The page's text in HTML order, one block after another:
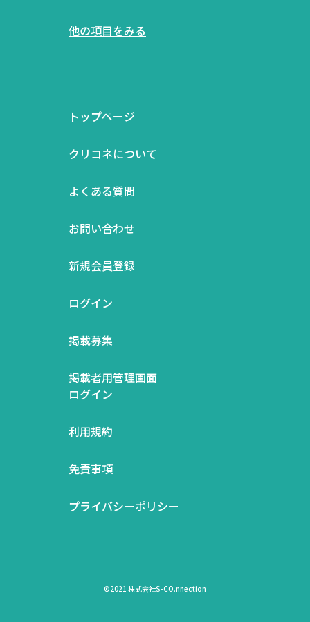
他の項目をみる
トップページ
クリコネについて
よくある質問
お問い合わせ
新規会員登録
ログイン
掲載募集
掲載者用管理画面
ログイン
利用規約
免責事項
プライバシーポリシー
©2021 株式会社S-CO.nnection